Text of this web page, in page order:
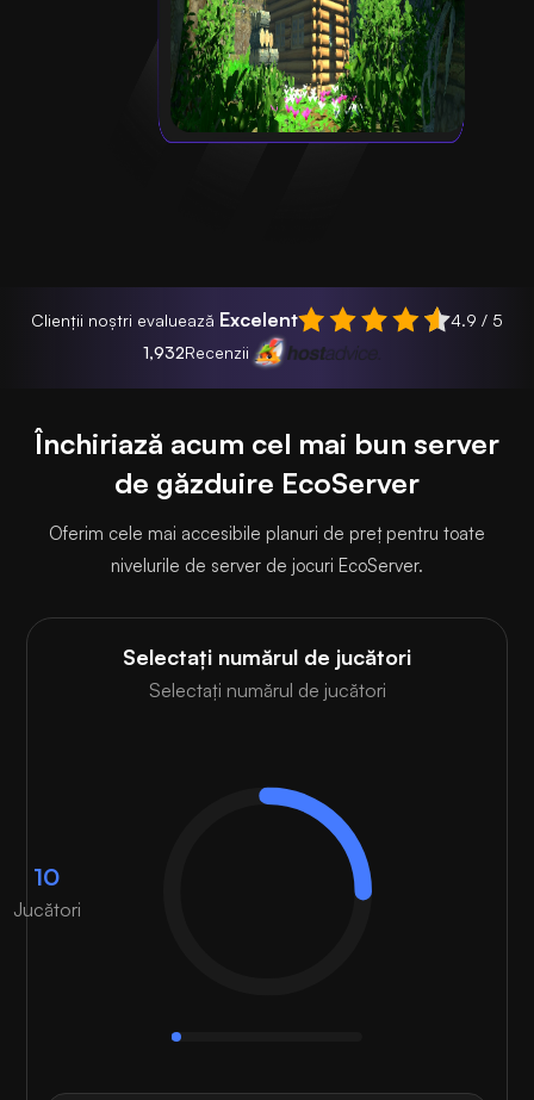
Clienții noștri evaluează Excelent
4.9 / 5
1,932Recenzii
Închiriază acum cel mai bun server
de găzduire EcoServer
Oferim cele mai accesibile planuri de preț pentru toate
nivelurile de server de jocuri EcoServer.
Selectați numărul de jucători
Selectați numărul de jucători
10
Jucători